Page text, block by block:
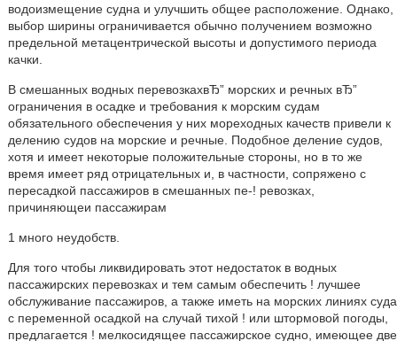
водоизмещение судна и улучшить общее расположение. Однако,
выбор ширины ограничивается обычно получением возможно
предельной метацентрической высоты и допустимого периода
качки.
В смешанных водных перевозкахвЂ” морских и речных вЂ”
ограничения в осадке и требования к морским судам
обязательного обеспечения у них мореходных качеств привели к
делению судов на морские и речные. Подобное деление судов,
хотя и имеет некоторые положительные стороны, но в то же
время имеет ряд отрицательных и, в частности, сопряжено с
пересадкой пассажиров в смешанных пе-! ревозках,
причиняющеи пассажирам
1 много неудобств.
Для того чтобы ликвидировать этот недостаток в водных
пассажирских перевозках и тем самым обеспечить ! лучшее
обслуживание пассажиров, а также иметь на морских линиях суда
с переменной осадкой на случай тихой ! или штормовой погоды,
предлагается ! мелкосидящее пассажирское судно, имеющее две